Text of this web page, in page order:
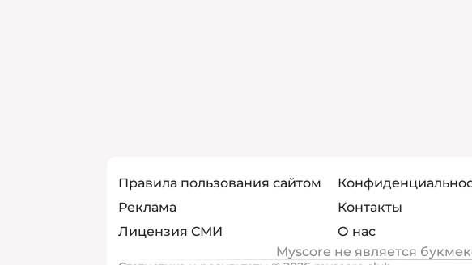
Правила пользования сайтом
Реклама
Контакты
Лицензия СМИ
О нас
Myscore не является